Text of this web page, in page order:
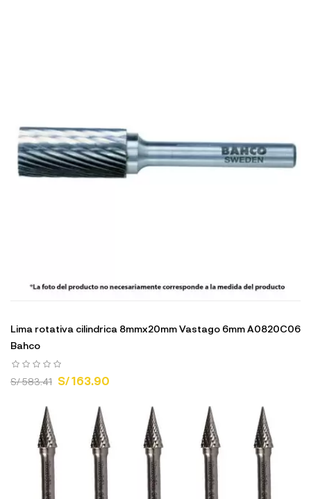
Lima rotativa cilindrica 8mmx20mm Vastago 6mm A0820C06
Bahco
S/ 583.41 S/ 163.90